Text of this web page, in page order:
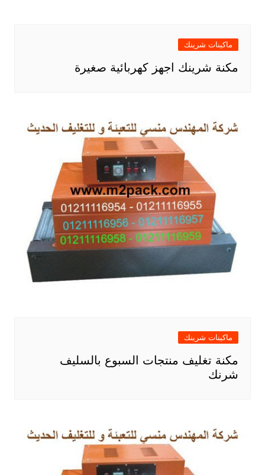
ماكينات شرينك
مكنة شرينك اجهز كهربائية صغيرة
ماكينات شرينك
مكنة تغليف منتجات السبوع بالسليف
شرنك